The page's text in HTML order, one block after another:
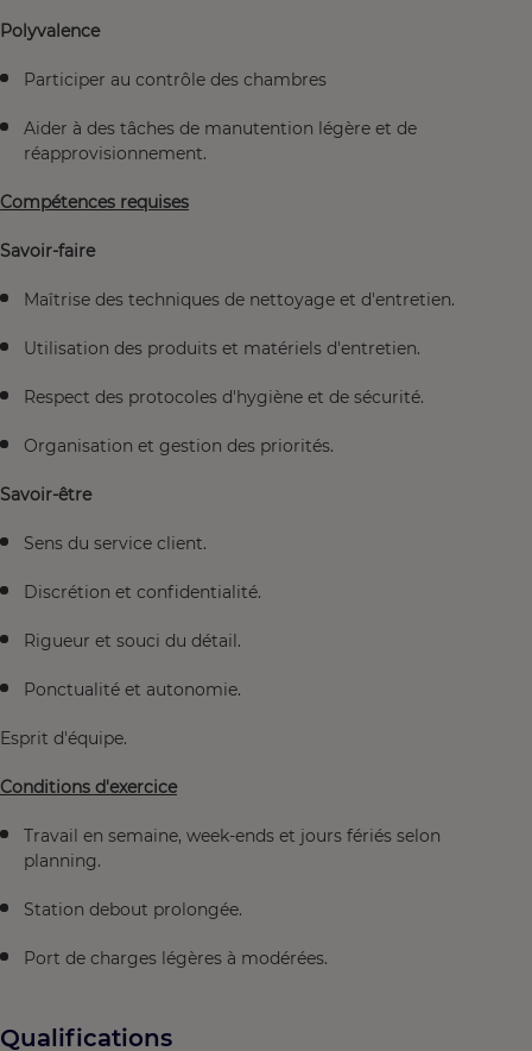
Polyvalence
Participer au contrôle des chambres
Aider à des tâches de manutention légère et de
réapprovisionnement.
Compétences requises
Savoir-faire
Maîtrise des techniques de nettoyage et d'entretien.
Utilisation des produits et matériels d'entretien.
Respect des protocoles d'hygiène et de sécurité.
Organisation et gestion des priorités.
Savoir-être
Sens du service client.
Discrétion et confidentialité.
Rigueur et souci du détail.
Ponctualité et autonomie.
Esprit d'équipe.
Conditions d'exercice
Travail en semaine, week-ends et jours fériés selon
planning.
Station debout prolongée.
Port de charges légères à modérées.
Qualifications